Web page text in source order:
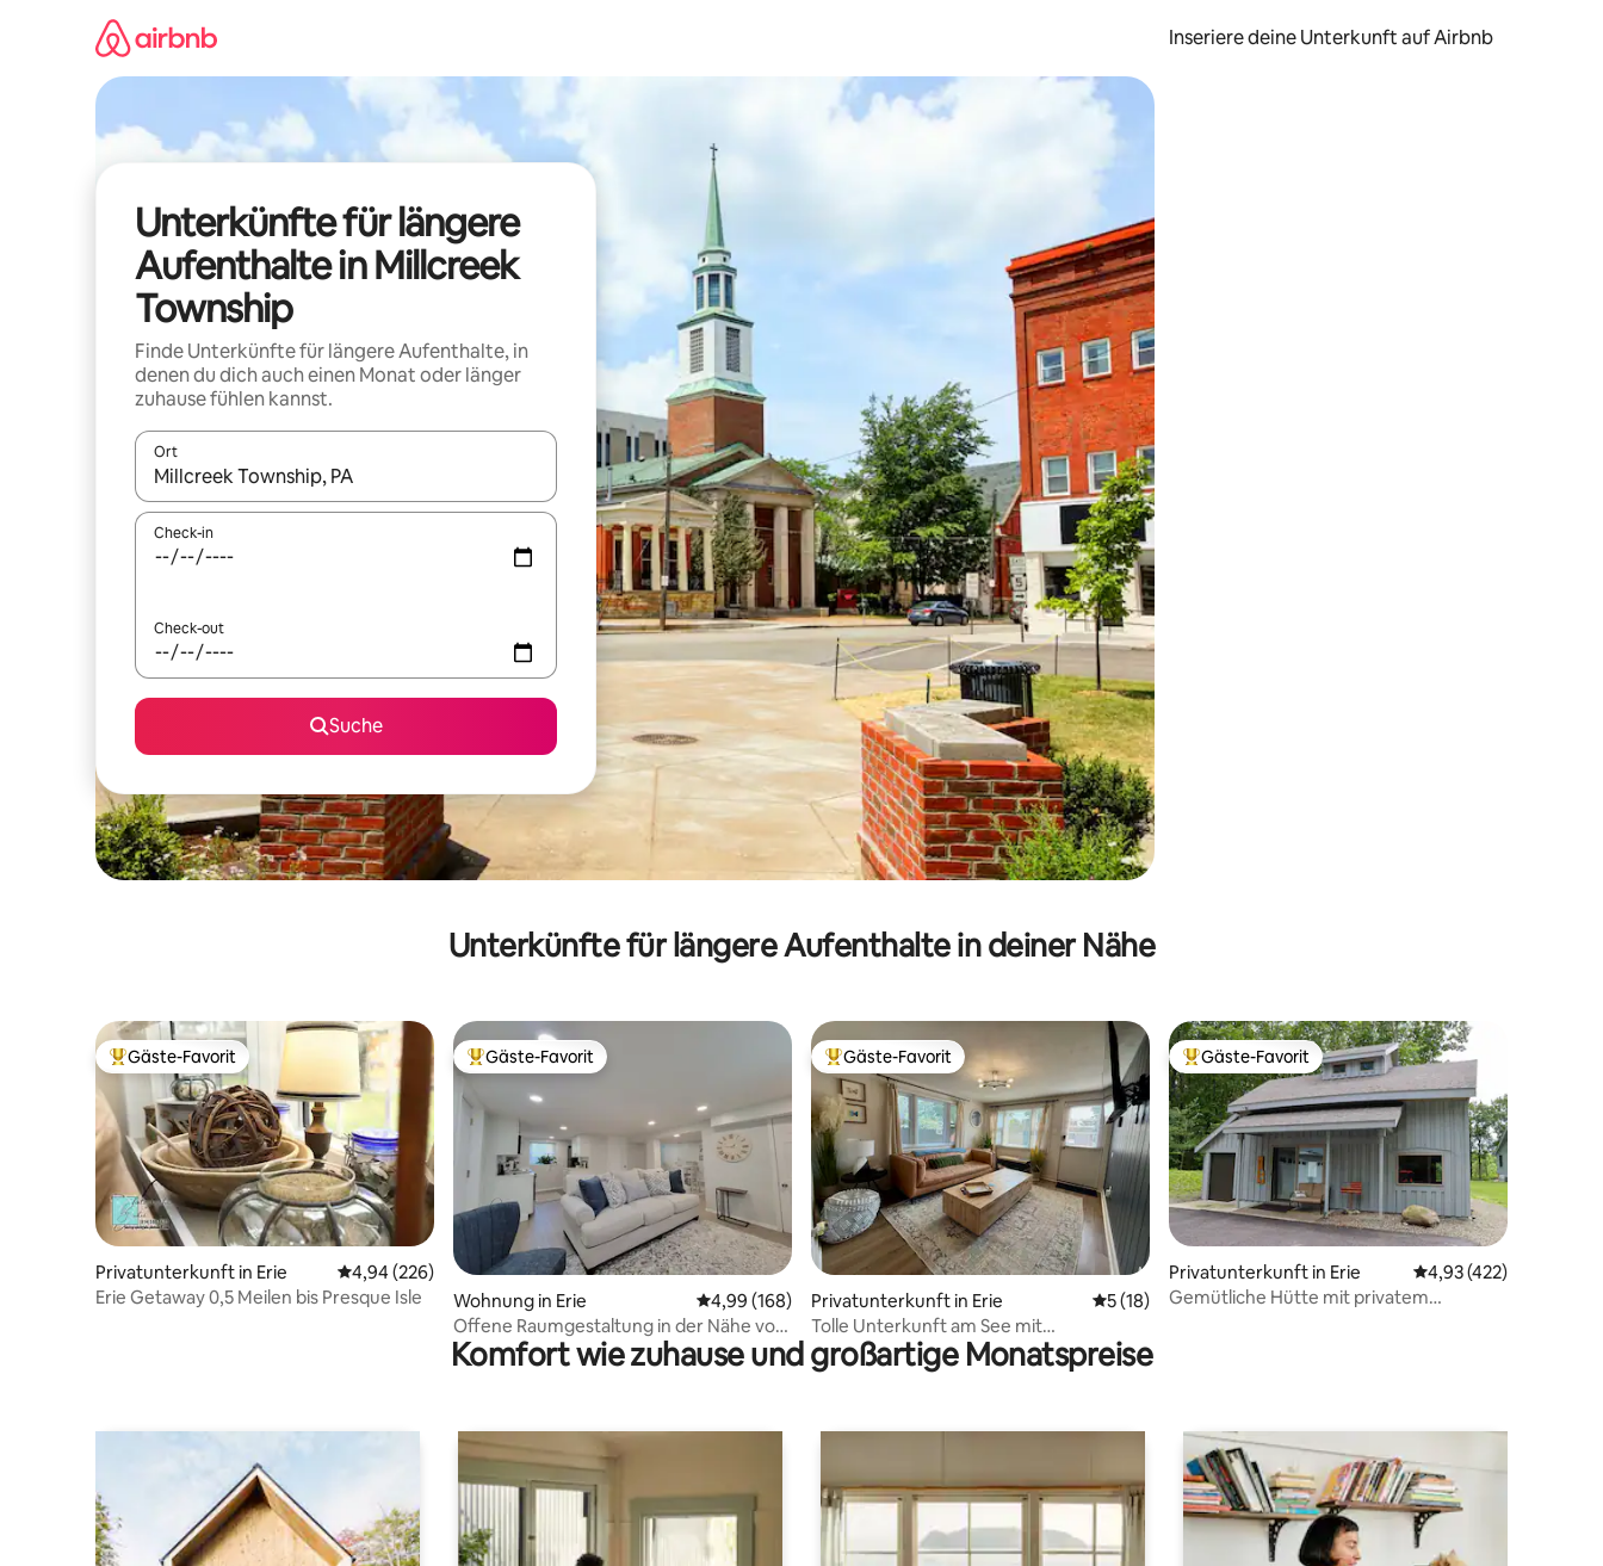
Inseriere deine Unterkunft auf Airbnb
Unterkünfte für längere
Aufenthalte in Millcreek
Township
Finde Unterkünfte für längere Aufenthalte, in
denen du dich auch einen Monat oder länger
zuhause fühlen kannst.
Ort
Wenn Ergebnisse verfügbar sind, navigiere mit den Pfeiltasten nach oben und unten oder erkunde die Ergebnisse durch Berühren oder Wischgesten.
Check-in
Check-out
Suche
Unterkünfte für längere Aufenthalte in deiner Nähe
Beliebter Gäste-Favorit.
Gäste-Favorit
Privatunterkunft in Erie Durchschnittliche Bewertung: 4,94 von 5, 226 Bewertungen
4,94 (226)
Erie Getaway 0,5 Meilen bis Presque Isle
Beliebter Gäste-Favorit.
Gäste-Favorit
Wohnung in Erie Durchschnittliche Bewertung: 4,99 von 5, 168 Bewertungen
4,99 (168)
Offene Raumgestaltung in der Nähe von
Presque Isle und dem Lake Erie.
Beliebter Gäste-Favorit.
Gäste-Favorit
Privatunterkunft in Erie Durchschnittliche Bewertung: 5 von 5, 18 Bewertungen
5 (18)
Tolle Unterkunft am See mit
Strandzugang und Whirlpool
Beliebter Gäste-Favorit.
Gäste-Favorit
Privatunterkunft in Erie Durchschnittliche
4,93 (422)
Gemütliche Hütte mit privatem
Komfort wie zuhause und großartige Monatspreise